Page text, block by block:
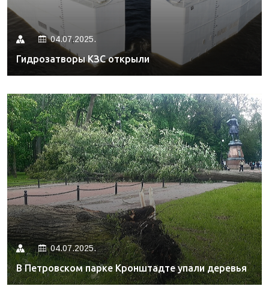
04.07.2025.
Гидрозатворы КЗС открыли
04.07.2025.
В Петровском парке Кронштадте упали деревья